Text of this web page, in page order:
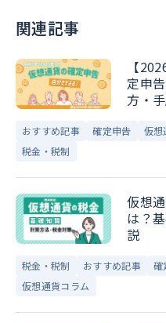
関連記事
【
定申
方・
おすすめ記事 確定申告 仮想
税金・税制
仮想
は？
説
税金・税制 おすすめ記事 確
仮想通貨コラム